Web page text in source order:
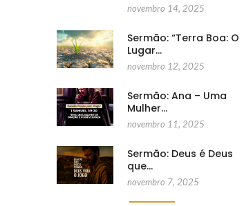
novembro 14, 2025
Sermão: “Terra Boa: O
Lugar…
novembro 12, 2025
Sermão: Ana – Uma
Mulher…
novembro 11, 2025
Sermão: Deus é Deus
que…
novembro 7, 2025